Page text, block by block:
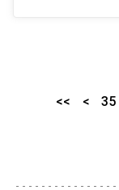
<< < 35